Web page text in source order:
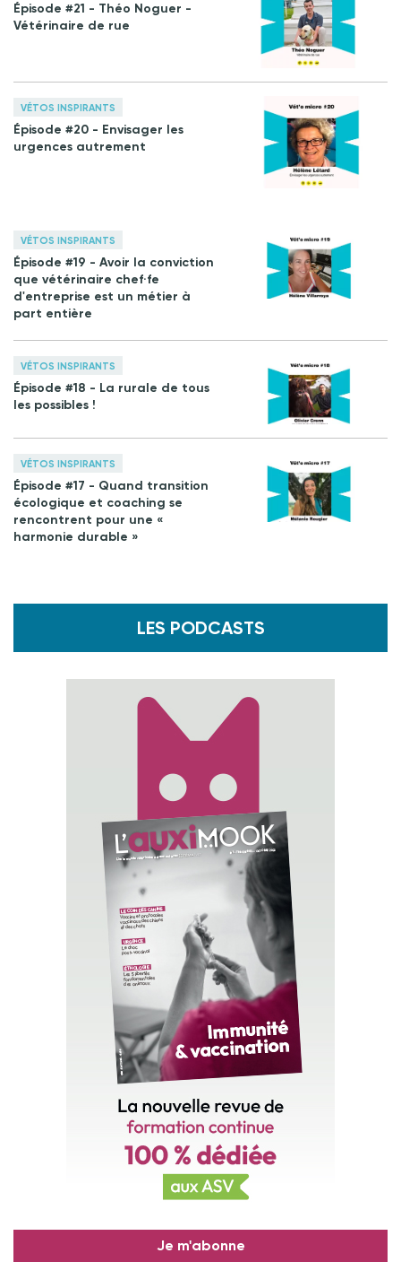
Épisode #21 - Théo Noguer -
Vétérinaire de rue
VÉTOS INSPIRANTS
Épisode #20 - Envisager les
urgences autrement
VÉTOS INSPIRANTS
Épisode #19 - Avoir la conviction
que vétérinaire chef·fe
d'entreprise est un métier à
part entière
VÉTOS INSPIRANTS
Épisode #18 - La rurale de tous
les possibles !
VÉTOS INSPIRANTS
Épisode #17 - Quand transition
écologique et coaching se
rencontrent pour une «
harmonie durable »
LES PODCASTS
Je m'abonne